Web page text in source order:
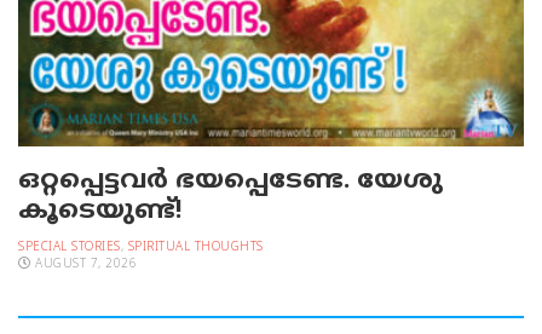
ഒറ്റപ്പെട്ടവര്‍ ഭയപ്പെടേണ്ട. യേശു
കൂടെയുണ്ട്!
SPECIAL STORIES, SPIRITUAL THOUGHTS
AUGUST 7, 2026